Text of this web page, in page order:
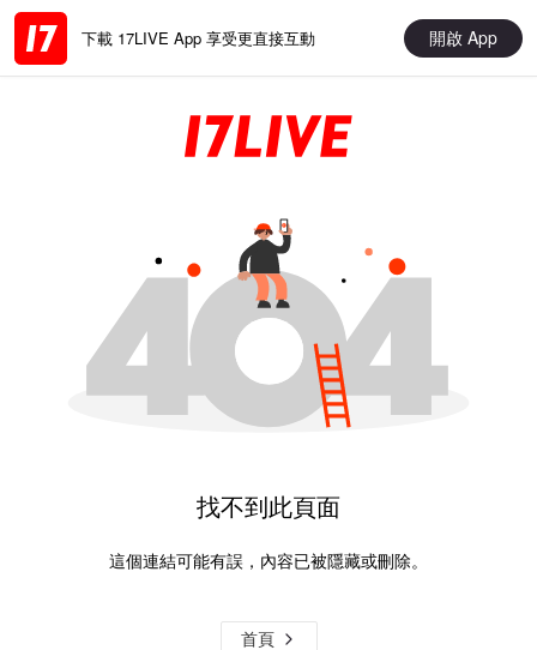
下載 17LIVE App 享受更直接互動 開啟 App
找不到此頁面
這個連結可能有誤，內容已被隱藏或刪除。
首頁